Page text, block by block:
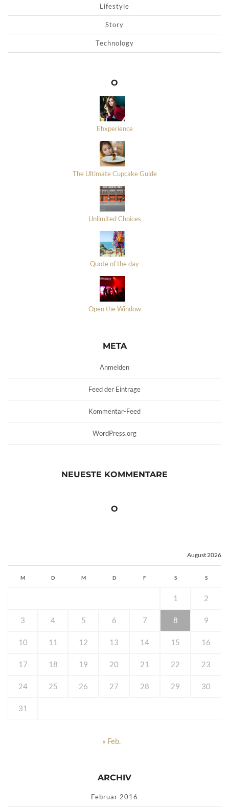
Lifestyle
Story
Technology
O
Ehxperience
The Ultimate Cupcake Guide
Unlimited Choices
Quote of the day
Open the Window
META
Anmelden
Feed der Einträge
Kommentar-Feed
WordPress.org
NEUESTE KOMMENTARE
O
August 2026
M D M D F S S
1 2
3 4 5 6 7 8 9
10 11 12 13 14 15 16
17 18 19 20 21 22 23
24 25 26 27 28 29 30
31
« Feb.
ARCHIV
Februar 2016